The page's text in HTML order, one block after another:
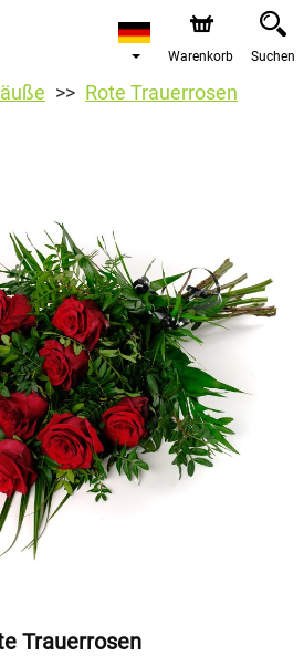
Warenkorb Suchen
Rote Trauerrosen
Trauerrosen